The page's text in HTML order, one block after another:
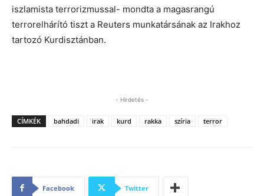
iszlamista terrorizmussal- mondta a magasrangú
terrorelhárító tiszt a Reuters munkatársának az Irakhoz
tartozó Kurdisztánban.
- Hirdetés -
CÍMKÉK bahdadi irak kurd rakka szíria terror
Facebook Twitter